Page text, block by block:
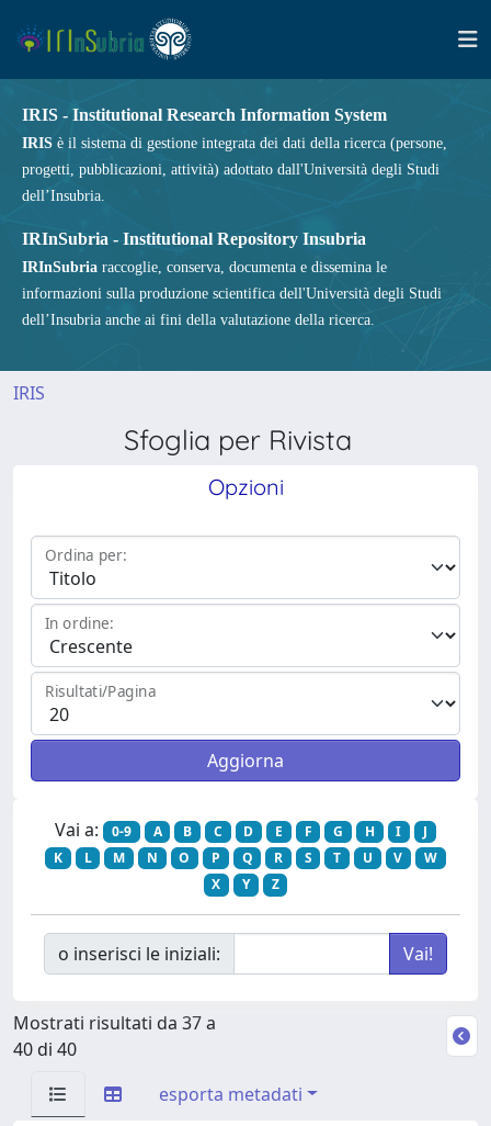
IRIS - Institutional Research Information System
IRIS è il sistema di gestione integrata dei dati della ricerca (persone,
progetti, pubblicazioni, attività) adottato dall'Università degli Studi
dell’Insubria.
IRInSubria - Institutional Repository Insubria
IRInSubria raccoglie, conserva, documenta e dissemina le
informazioni sulla produzione scientifica dell'Università degli Studi
dell’Insubria anche ai fini della valutazione della ricerca.
IRIS
Sfoglia per Rivista
Opzioni
Ordina per:
In ordine:
Risultati/Pagina
Vai a: 0-9 A B C D E F G H I
J
K
L M N O P Q R S T U V
W
X
Y Z
o inserisci le iniziali:
Mostrati risultati da 37 a
40 di 40
esporta metadati